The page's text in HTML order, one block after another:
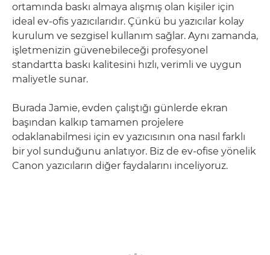
ortamında baskı almaya alışmış olan kişiler için
ideal ev-ofis yazıcılarıdır. Çünkü bu yazıcılar kolay
kurulum ve sezgisel kullanım sağlar. Aynı zamanda,
işletmenizin güvenebileceği profesyonel
standartta baskı kalitesini hızlı, verimli ve uygun
maliyetle sunar.
Burada Jamie, evden çalıştığı günlerde ekran
başından kalkıp tamamen projelere
odaklanabilmesi için ev yazıcısının ona nasıl farklı
bir yol sunduğunu anlatıyor. Biz de ev-ofise yönelik
Canon yazıcıların diğer faydalarını inceliyoruz.